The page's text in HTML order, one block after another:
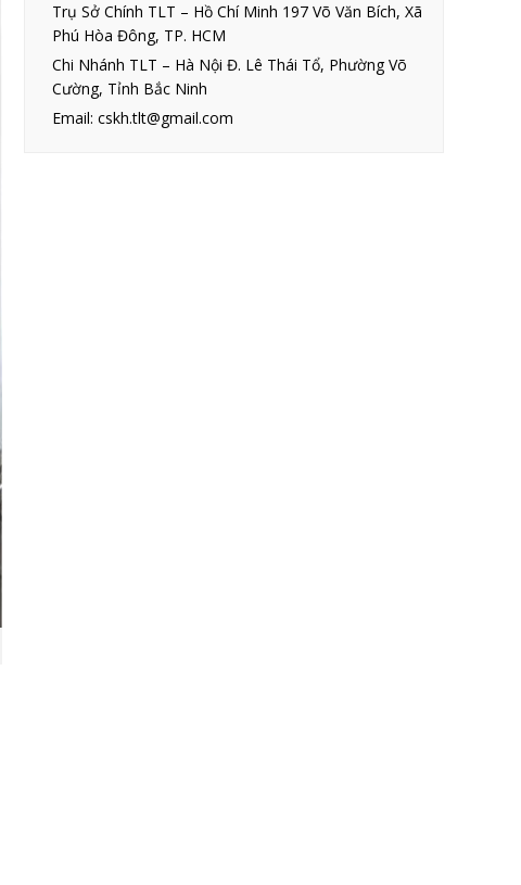
Trụ Sở Chính TLT – Hồ Chí Minh 197 Võ Văn Bích, Xã
Phú Hòa Đông, TP. HCM
Chi Nhánh TLT – Hà Nội Đ. Lê Thái Tổ, Phường Võ
Cường, Tỉnh Bắc Ninh
Email: cskh.tlt@gmail.com